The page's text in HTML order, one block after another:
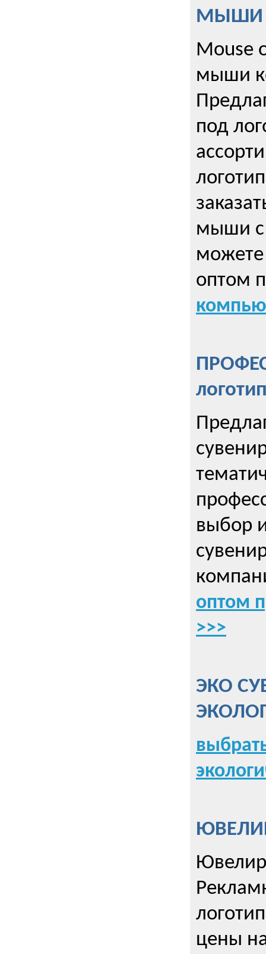
МЫШИ
Mouse
мыши
под
мыши с
можете
оптом
выбор
оптом
>>>
ЭКО
цены